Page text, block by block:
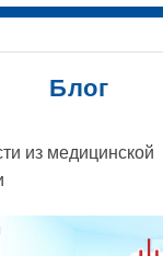
Блог
из медицинской